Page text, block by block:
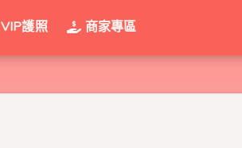
VIP護照 商家專區